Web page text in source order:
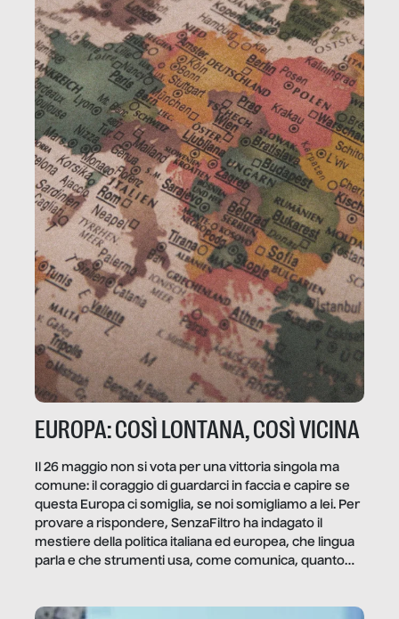
EUROPA: COSÌ LONTANA, COSÌ VICINA
Il 26 maggio non si vota per una vittoria singola ma
comune: il coraggio di guardarci in faccia e capire se
questa Europa ci somiglia, se noi somigliamo a lei. Per
provare a rispondere, SenzaFiltro ha indagato il
mestiere della politica italiana ed europea, che lingua
parla e che strumenti usa, come comunica, quanto